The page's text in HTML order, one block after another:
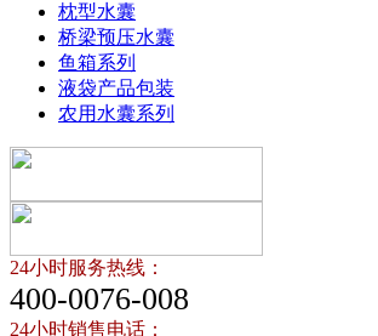
枕型水囊
桥梁预压水囊
鱼箱系列
液袋产品包装
农用水囊系列
24小时服务热线：
400-0076-008
24小时销售电话：